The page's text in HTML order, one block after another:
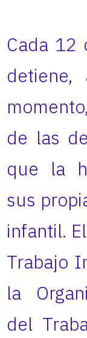
Cada 12
de las
que la
sus
infantil.
Trabajo
la
del